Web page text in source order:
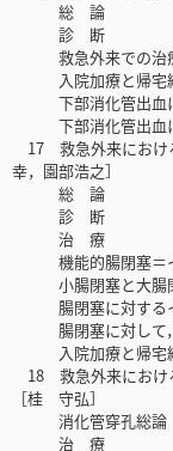
総 論
診 断
救急外来での治
入院加療と帰宅
下部消化管出血に
下部消化管出血
17 救急外来におけ
幸，園部浩之］
総 論
診 断
治 療
機能的腸閉塞＝
小腸閉塞と大腸
腸閉塞に対するイ
腸閉塞に対して，
入院加療と帰宅
18 救急外来におけ
［桂 守弘］
消化管穿孔総論
治 療